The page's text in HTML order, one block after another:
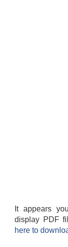
It appears
display PDF
here to